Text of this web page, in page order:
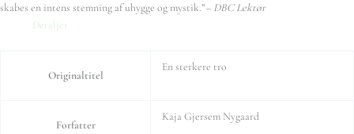
skabes en intens stemning af uhygge og mystik.”– DBC Lektør
Detaljer
Originaltitel
En sterkere tro
Forfatter
Kaja Gjersem Nygaard